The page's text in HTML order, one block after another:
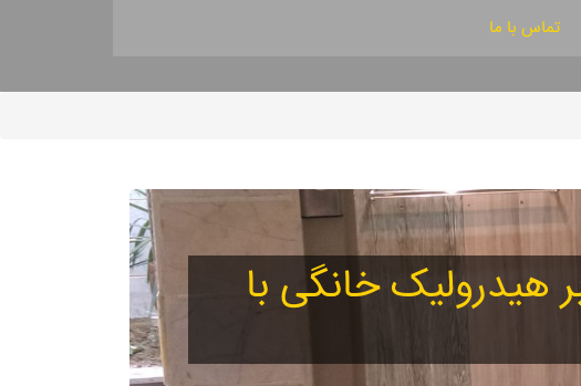
تماس با ما
هیدرولیک خانگی با